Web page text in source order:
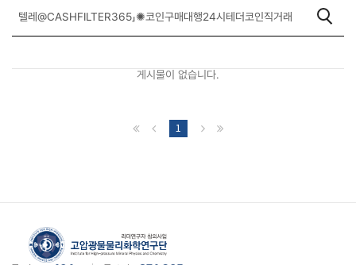
게시물이 없습니다.
1